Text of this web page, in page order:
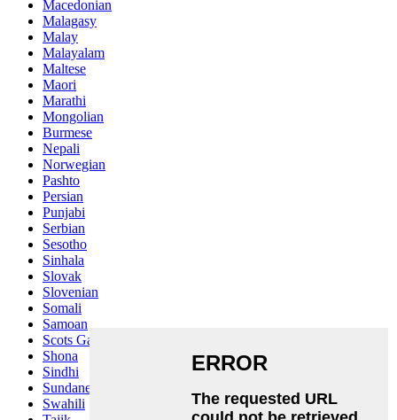
Macedonian
Malagasy
Malay
Malayalam
Maltese
Maori
Marathi
Mongolian
Burmese
Nepali
Norwegian
Pashto
Persian
Punjabi
Serbian
Sesotho
Sinhala
Slovak
Slovenian
Somali
Samoan
Scots Gaelic
Shona
Sindhi
Sundanese
Swahili